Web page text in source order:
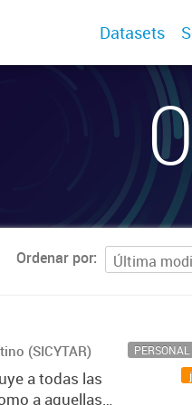
Datasets
Ordenar por
(SICYTAR)
a todas las
a aquellas